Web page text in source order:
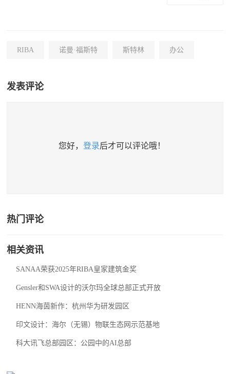
RIBA 诺曼·福斯特 斯特林 办公
发表评论
您好， 登录后才可以评论哦！
热门评论
相关资讯
SANAA荣获2025年RIBA皇家建筑金奖
Gensler和SWA设计的沃尔玛全球总部正式开放
HENN海茵新作：杭州华为研发园区
印文设计：海尔（无锡）物联生态网示范基地
科大讯飞总部园区：公园中的AI总部